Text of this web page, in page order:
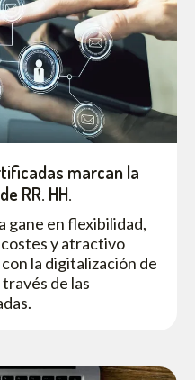
marcan la
RR. HH.
gane en flexibilidad,
y atractivo
la digitalización de
de las